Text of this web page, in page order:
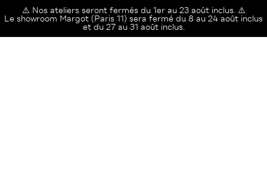
⚠️ Nos ateliers seront fermés du 1er au 23 août inclus. ⚠️
Le showroom Margot (Paris 11) sera fermé du 8 au 24 août inclus
et du 27 au 31 août inclus.